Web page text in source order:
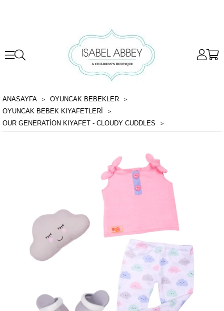
ANASAYFA
OYUNCAK BEBEKLER
OYUNCAK BEBEK KIYAFETLERI
OUR GENERATION KIYAFET - CLOUDY CUDDLES